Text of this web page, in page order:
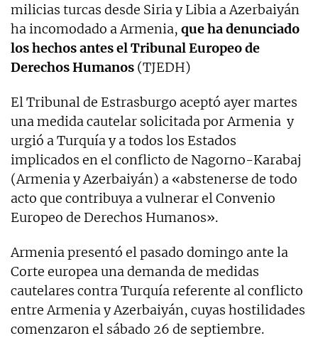
milicias turcas desde Siria y Libia a Azerbaiyán
ha incomodado a Armenia, que ha denunciado
los hechos antes el Tribunal Europeo de
Derechos Humanos (TJEDH)
El Tribunal de Estrasburgo aceptó ayer martes
una medida cautelar solicitada por Armenia y
urgió a Turquía y a todos los Estados
implicados en el conflicto de Nagorno-Karabaj
(Armenia y Azerbaiyán) a «abstenerse de todo
acto que contribuya a vulnerar el Convenio
Europeo de Derechos Humanos».
Armenia presentó el pasado domingo ante la
Corte europea una demanda de medidas
cautelares contra Turquía referente al conflicto
entre Armenia y Azerbaiyán, cuyas hostilidades
comenzaron el sábado 26 de septiembre.